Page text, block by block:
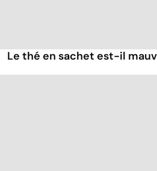
Le thé en sachet est-il